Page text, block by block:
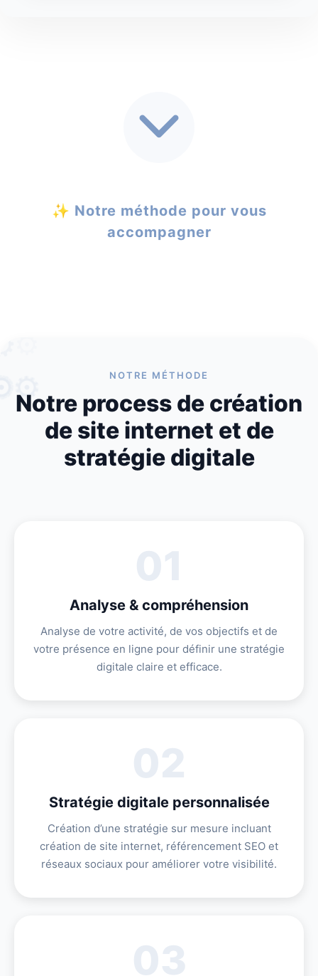
✨ Notre méthode pour vous
accompagner
⚙
⚙ NOTRE MÉTHODE
Notre process de création
de site internet et de
stratégie digitale
Analyse & compréhension
Analyse de votre activité, de vos objectifs et de
votre présence en ligne pour définir une stratégie
digitale claire et efficace.
Stratégie digitale personnalisée
Création d’une stratégie sur mesure incluant
création de site internet, référencement SEO et
réseaux sociaux pour améliorer votre visibilité.